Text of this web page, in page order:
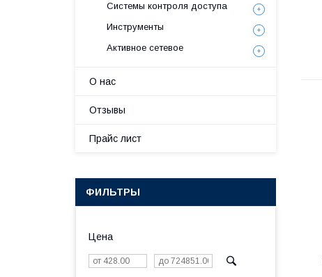
Системы контроля доступа
Инструменты
Активное сетевое
О нас
Отзывы
Прайс лист
ФИЛЬТРЫ
Цена